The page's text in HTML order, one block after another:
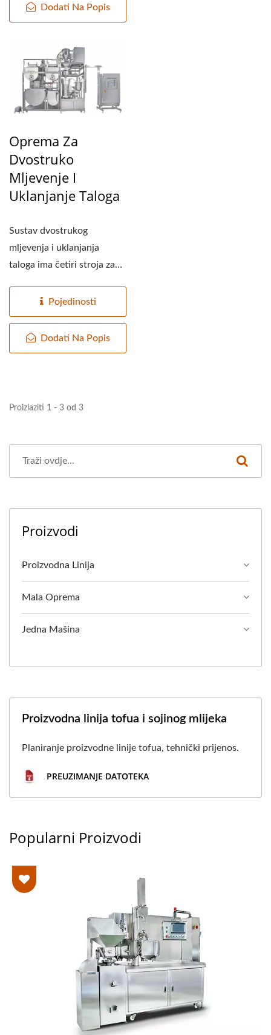
Dodati Na Popis
Oprema Za
Dvostruko
Mljevenje I
Uklanjanje Taloga
Sustav dvostrukog
mljevenja i uklanjanja
taloga ima četiri stroja za
Pojedinosti
Dodati Na Popis
Proizlaziti 1 - 3 od 3
Proizvodi
Proizvodna Linija
Mala Oprema
Jedna Mašina
Proizvodna linija tofua i sojinog mlijeka
Planiranje proizvodne linije tofua, tehnički prijenos.
PREUZIMANJE DATOTEKA
Popularni Proizvodi